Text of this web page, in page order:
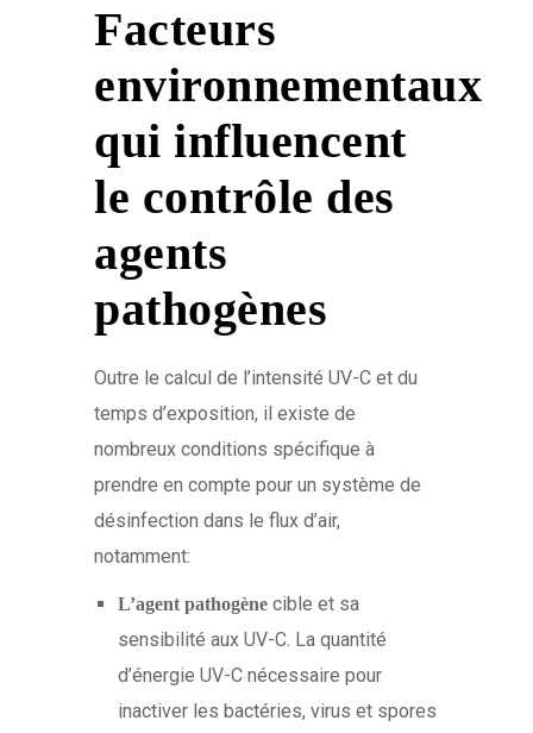
Facteurs
environnementaux
qui influencent
le contrôle des
agents
pathogènes
Outre le calcul de l’intensité UV-C et du
temps d’exposition, il existe de
nombreux conditions spécifique à
prendre en compte pour un système de
désinfection dans le flux d’air,
notamment:
L’agent pathogène cible et sa
sensibilité aux UV-C. La quantité
d’énergie UV-C nécessaire pour
inactiver les bactéries, virus et spores